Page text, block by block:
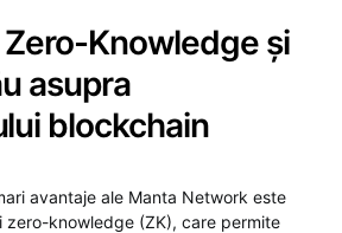
Knowledge și
asupra
blockchain
avantaje ale Manta Network este
zero-knowledge (ZK), care permite